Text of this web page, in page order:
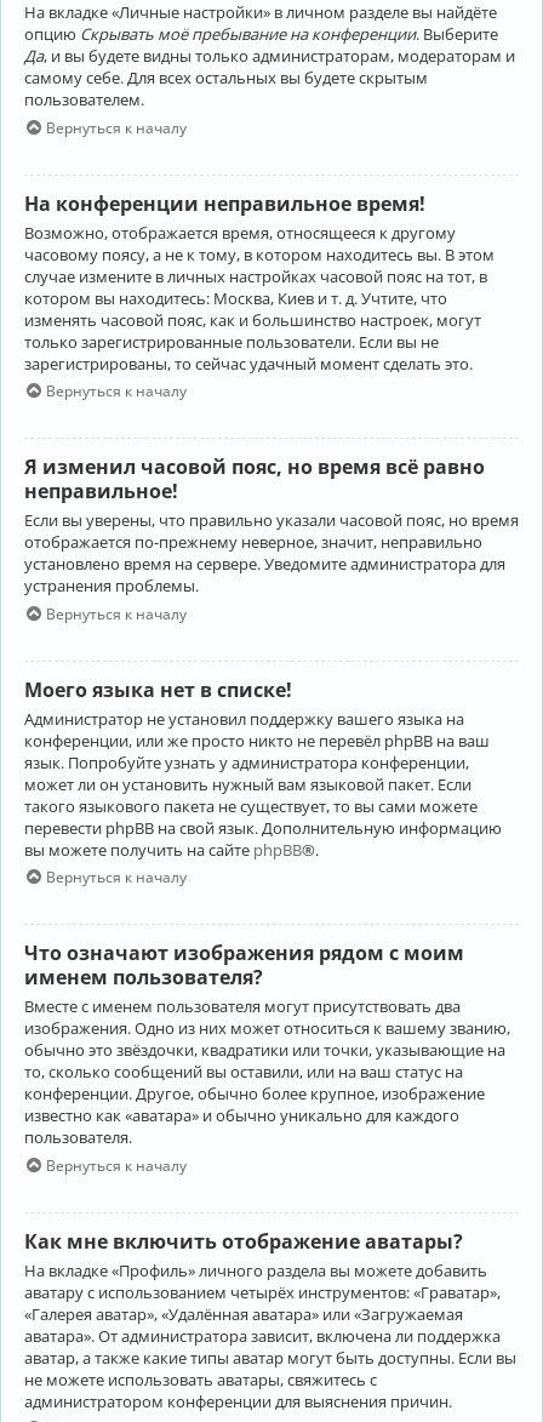
На вкладке «Личные настройки» в личном разделе вы найдёте
опцию Скрывать моё пребывание на конференции. Выберите
Да, и вы будете видны только администраторам, модераторам и
самому себе. Для всех остальных вы будете скрытым
пользователем.
Вернуться к началу
На конференции неправильное время!
Возможно, отображается время, относящееся к другому
часовому поясу, а не к тому, в котором находитесь вы. В этом
случае измените в личных настройках часовой пояс на тот, в
котором вы находитесь: Москва, Киев и т. д. Учтите, что
изменять часовой пояс, как и большинство настроек, могут
только зарегистрированные пользователи. Если вы не
зарегистрированы, то сейчас удачный момент сделать это.
Вернуться к началу
Я изменил часовой пояс, но время всё равно
неправильное!
Если вы уверены, что правильно указали часовой пояс, но время
отображается по-прежнему неверное, значит, неправильно
установлено время на сервере. Уведомите администратора для
устранения проблемы.
Вернуться к началу
Моего языка нет в списке!
Администратор не установил поддержку вашего языка на
конференции, или же просто никто не перевёл phpBB на ваш
язык. Попробуйте узнать у администратора конференции,
может ли он установить нужный вам языковой пакет. Если
такого языкового пакета не существует, то вы сами можете
перевести phpBB на свой язык. Дополнительную информацию
вы можете получить на сайте phpBB®.
Вернуться к началу
Что означают изображения рядом с моим
именем пользователя?
Вместе с именем пользователя могут присутствовать два
изображения. Одно из них может относиться к вашему званию,
обычно это звёздочки, квадратики или точки, указывающие на
то, сколько сообщений вы оставили, или на ваш статус на
конференции. Другое, обычно более крупное, изображение
известно как «аватара» и обычно уникально для каждого
пользователя.
Вернуться к началу
Как мне включить отображение аватары?
На вкладке «Профиль» личного раздела вы можете добавить
аватару с использованием четырёх инструментов: «Граватар»,
«Галерея аватар», «Удалённая аватара» или «Загружаемая
аватара». От администратора зависит, включена ли поддержка
аватар, а также какие типы аватар могут быть доступны. Если вы
не можете использовать аватары, свяжитесь с
администратором конференции для выяснения причин.